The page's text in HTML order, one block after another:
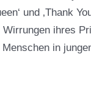
und ‚Thank
ihres
in